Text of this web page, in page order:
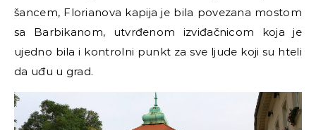
šancem, Florianova kapija je bila povezana mostom
sa Barbikanom, utvrđenom izviđačnicom koja je
ujedno bila i kontrolni punkt za sve ljude koji su hteli
da uđu u grad.